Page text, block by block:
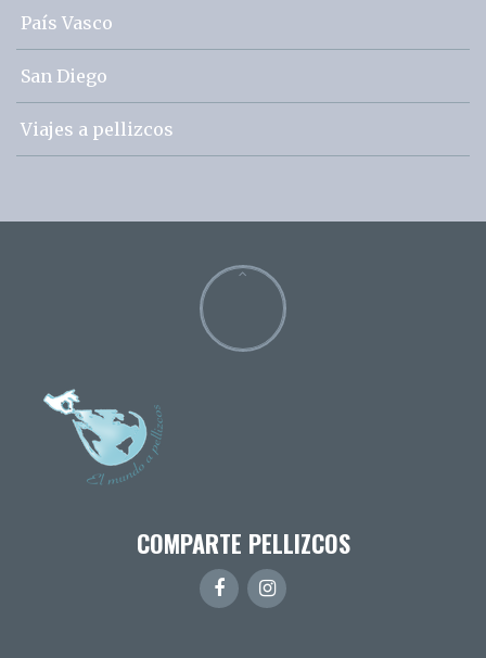
País Vasco
San Diego
Viajes a pellizcos
COMPARTE PELLIZCOS